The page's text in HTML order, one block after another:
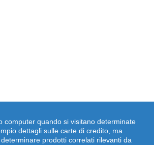
computer quando si visitano determinate
dettagli sulle carte di credito, ma
prodotti correlati rilevanti da